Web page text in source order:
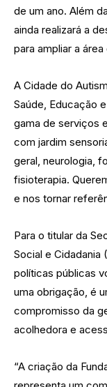
de um ano. Além
ainda realizará a
para ampliar a
A Cidade do
Saúde, Educação
gama de serviços
com jardim
geral, neurologia,
fisioterapia.
e nos tornar
Para o titular da
Social e Cidadania
políticas públicas
uma obrigação, é
compromisso da
acolhedora e
“A criação da